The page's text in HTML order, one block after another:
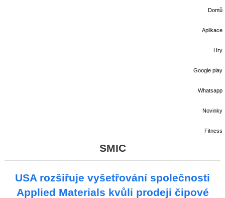
Domů
Aplikace
Hry
Google play
Whatsapp
Novinky
Fitness
SMIC
USA rozšiřuje vyšetřování společnosti
Applied Materials kvůli prodeji čipové